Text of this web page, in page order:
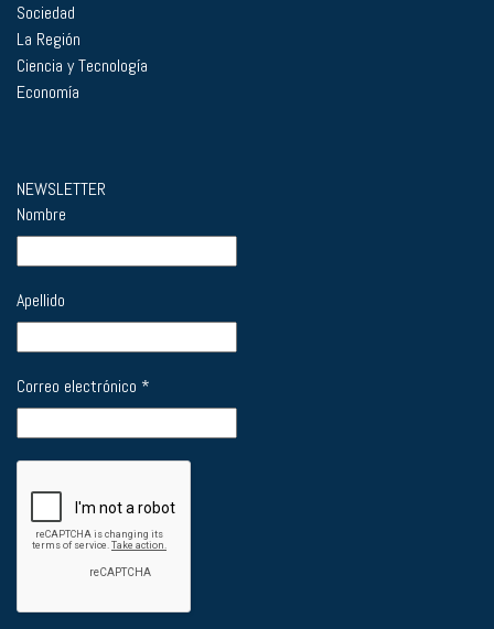
Sociedad
La Región
Ciencia y Tecnología
Economía
NEWSLETTER
Nombre
Apellido
Correo electrónico *